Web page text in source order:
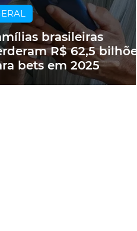
brasileiras
R$ 62,5 bilhões
bets em 2025